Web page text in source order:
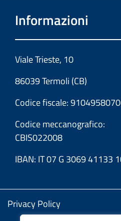
Informazioni
Viale Trieste, 10
86039 Termoli (CB)
Codice fiscale:
Codice meccanografico:
CBIS022008
IBAN: IT 07 G 3069 41133
Privacy Policy